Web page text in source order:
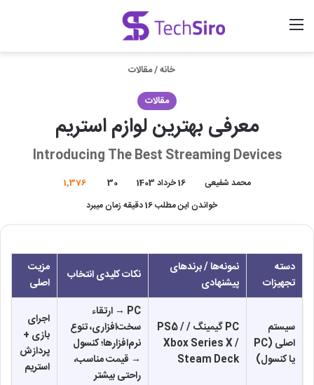
جستجو برای
ورود
خانه/مقالات
مقالات
معرفی بهترین لوازم استریم
Introducing The Best Streaming Devices
محمد شفیعی 16 خرداد 1403 30
1,376
خواندن این مطلب 16 دقیقه زمان میبرد
دسته
تجهیزات
نمونه‌ها / برندهای
پیشنهادی
نکات کلیدی انتخاب
مزیت
اصلی
سیستم
اصلی (PC
یا کنسول)
PC گیمینگ / PS5 /
Xbox Series X /
Steam Deck
PC → ارتقاء
سخت‌افزاری، تنوع
نرم‌افزارها؛ کنسول
→ قیمت مناسب،
راحتی بیشتر
اجرای
بازی +
پردازش
استریم